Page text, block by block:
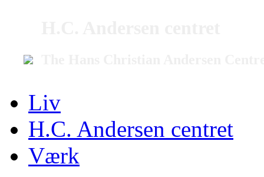
Liv
H.C. Andersen centret
Værk